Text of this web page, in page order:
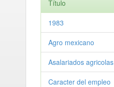
Título
1983
Agro mexicano
Asalariados agricolas
Caracter del empleo